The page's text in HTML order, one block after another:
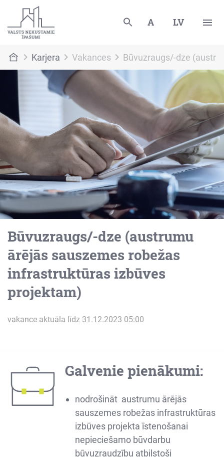
A LV
Karjera Vakances Būvuzraugs/-dze
Būvuzraugs/-dze (austrumu
ārējās sauszemes robežas
infrastruktūras izbūves
projektam)
vakance aktuāla līdz 31.12.2023 05:00
Galvenie pienākumi:
nodrošināt austrumu ārējās
sauszemes robežas infrastruktūras
izbūves projekta īstenošanai
nepieciešamo būvdarbu
būvuzraudzību atbilstoši